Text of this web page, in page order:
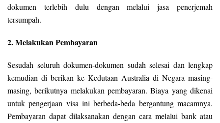
dokumen terlebih dulu dengan melalui jasa penerjemah
tersumpah.
2. Melakukan Pembayaran
Sesudah seluruh dokumen-dokumen sudah selesai dan lengkap
kemudian di berikan ke Kedutaan Australia di Negara masing-
masing, berikutnya melakukan pembayaran. Biaya yang dikenai
untuk pengerjaan visa ini berbeda-beda bergantung macamnya.
Pembayaran dapat dilaksanakan dengan cara melalui bank atau